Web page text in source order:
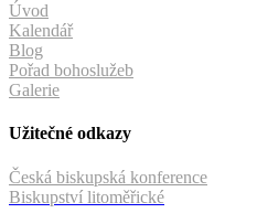
Úvod
Kalendář
Blog
Pořad bohoslužeb
Galerie
Užitečné odkazy
Česká biskupská konference
Biskupství litoměřické